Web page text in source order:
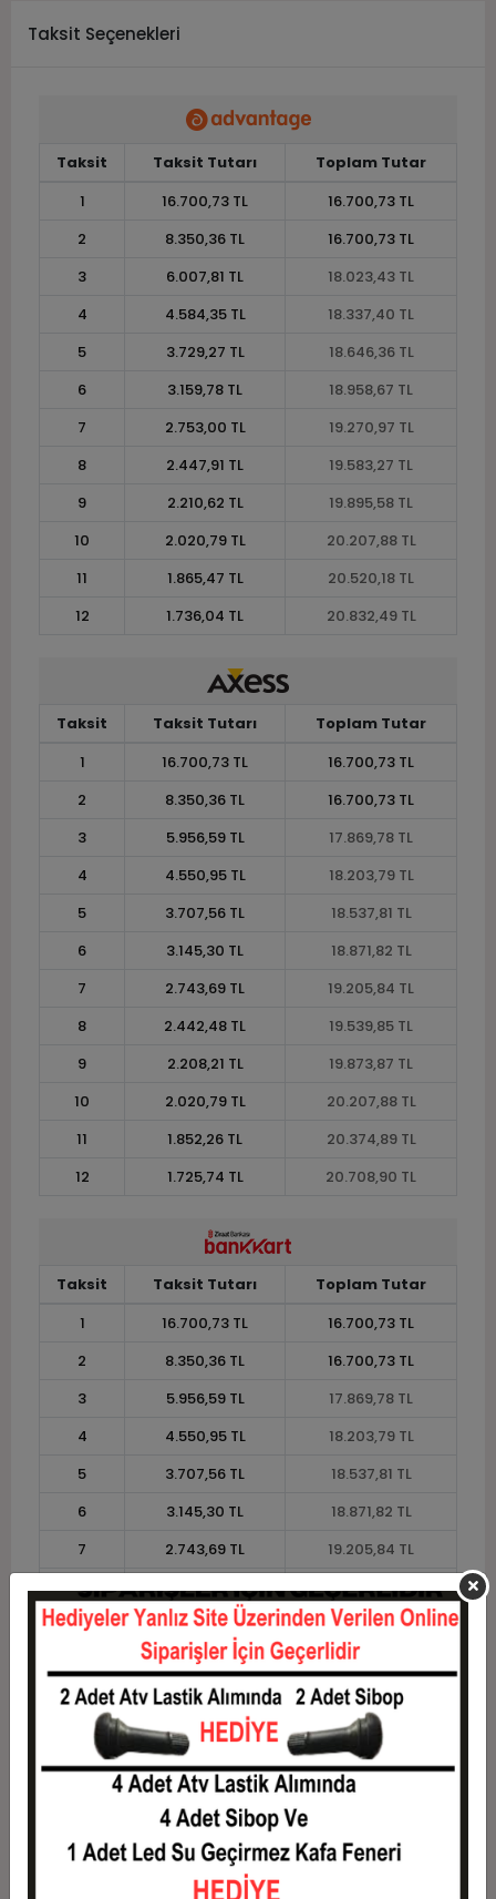
Taksit Seçenekleri
Taksit Taksit Tutarı
Toplam Tutar
1
16.700,73 TL
16.700,73 TL
2
8.350,36 TL
16.700,73 TL
3
6.007,81 TL
18.023,43 TL
4
4.584,35 TL
18.337,40 TL
5
3.729,27 TL
18.646,36 TL
6
3.159,78 TL
18.958,67 TL
7
2.753,00 TL
19.270,97 TL
8
2.447,91 TL
19.583,27 TL
9
2.210,62 TL
19.895,58 TL
10
2.020,79 TL
20.207,88 TL
11
1.865,47 TL
20.520,18 TL
12
1.736,04 TL 20.832,49 TL
Taksit Taksit Tutarı
Toplam Tutar
1
16.700,73 TL
16.700,73 TL
2
8.350,36 TL
16.700,73 TL
3
5.956,59 TL
17.869,78 TL
4
4.550,95 TL
18.203,79 TL
5
3.707,56 TL
18.537,81 TL
6
3.145,30 TL
18.871,82 TL
7
2.743,69 TL
19.205,84 TL
8
2.442,48 TL
19.539,85 TL
9
2.208,21 TL
19.873,87 TL
10
2.020,79 TL
20.207,88 TL
11
1.852,26 TL
20.374,89 TL
12
1.725,74 TL 20.708,90 TL
Taksit Taksit Tutarı
Toplam Tutar
1
16.700,73 TL
16.700,73 TL
2
8.350,36 TL
16.700,73 TL
3
5.956,59 TL
17.869,78 TL
4
4.550,95 TL
18.203,79 TL
5
3.707,56 TL
18.537,81 TL
6
3.145,30 TL
18.871,82 TL
7
2.743,69 TL
19.205,84 TL
8
2.442,48 TL
19.539,85 TL
9
2.208,21 TL
19.873,87 TL
2.020,79 TL
20.207,88 TL
11
1.852,26 TL
20.374,89 TL
1.725,74 TL 20.708,90 TL
Taksit Taksit Tutarı
Toplam Tutar
16.700,73 TL